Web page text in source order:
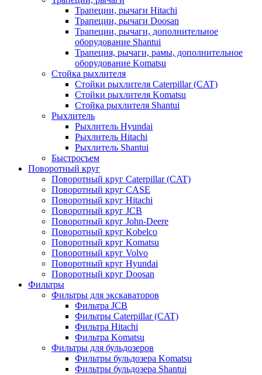
Трапеции, рычаги Hitachi
Трапеции, рычаги Doosan
Трапеции, рычаги, дополнительное
оборудование Shantui
Трапеция, рычаги, рамы, дополнительное
оборудование Komatsu
Стойка рыхлителя
Стойки рыхлителя Caterpillar (CAT)
Стойки рыхлителя Komatsu
Стойка рыхлителя Shantui
Рыхлитель
Рыхлитель Hyundai
Рыхлитель Hitachi
Рыхлитель Shantui
Быстросъем
Поворотный круг
Поворотный круг Caterpillar (CAT)
Поворотный круг CASE
Поворотный круг Hitachi
Поворотный круг JCB
Поворотный круг John-Deere
Поворотный круг Kobelco
Поворотный круг Komatsu
Поворотный круг Volvo
Поворотный круг Hyundai
Поворотный круг Doosan
Фильтры
Фильтры для экскаваторов
Фильтра JCB
Фильтры Caterpillar (CAT)
Фильтра Hitachi
Фильтра Komatsu
Фильтры для бульдозеров
Фильтры бульдозера Komatsu
Фильтры бульдозера Shantui